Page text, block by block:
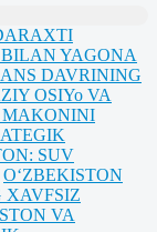
YAGONA
DAVRINING
OSIYo VA
MAKONINI
SUV
O‘ZBEKISTON
XAVFSIZ
VA